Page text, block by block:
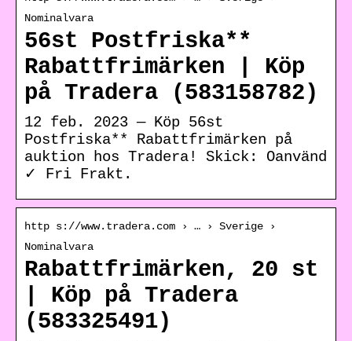
Nominalvara
56st Postfriska**
Rabattfrimärken | Köp
på Tradera (583158782)
12 feb. 2023 — Köp 56st
Postfriska** Rabattfrimärken på
auktion hos Tradera! Skick: Oanvänd
✓ Fri Frakt.
http s://www.tradera.com › … › Sverige ›
Nominalvara
Rabattfrimärken, 20 st
| Köp på Tradera
(583325491)